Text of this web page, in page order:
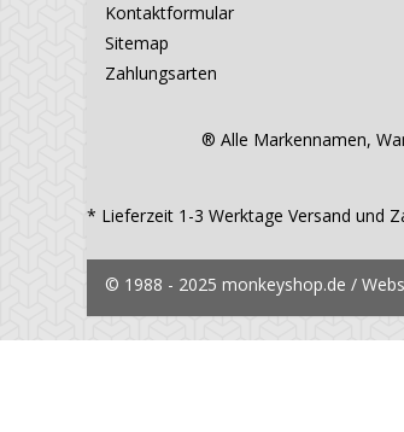
Kontaktformular
Sitemap
Zahlungsarten
® Alle Markennamen,
* Lieferzeit 1-3 Werktage Versand und
© 1988 - 2025 monkeyshop.de /